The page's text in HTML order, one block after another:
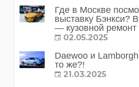
Где в Москве
выставку Бэнкси?
— кузовной
02.05.2025
Daewoo и
то же?!
21.03.2025